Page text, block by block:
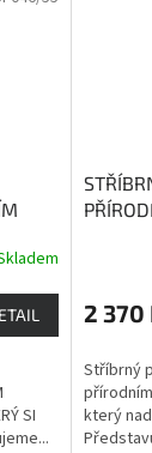
SI
vitality
přináší
2 370
Stříbrný
který